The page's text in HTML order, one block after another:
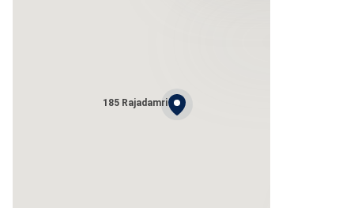
185 Rajadamri